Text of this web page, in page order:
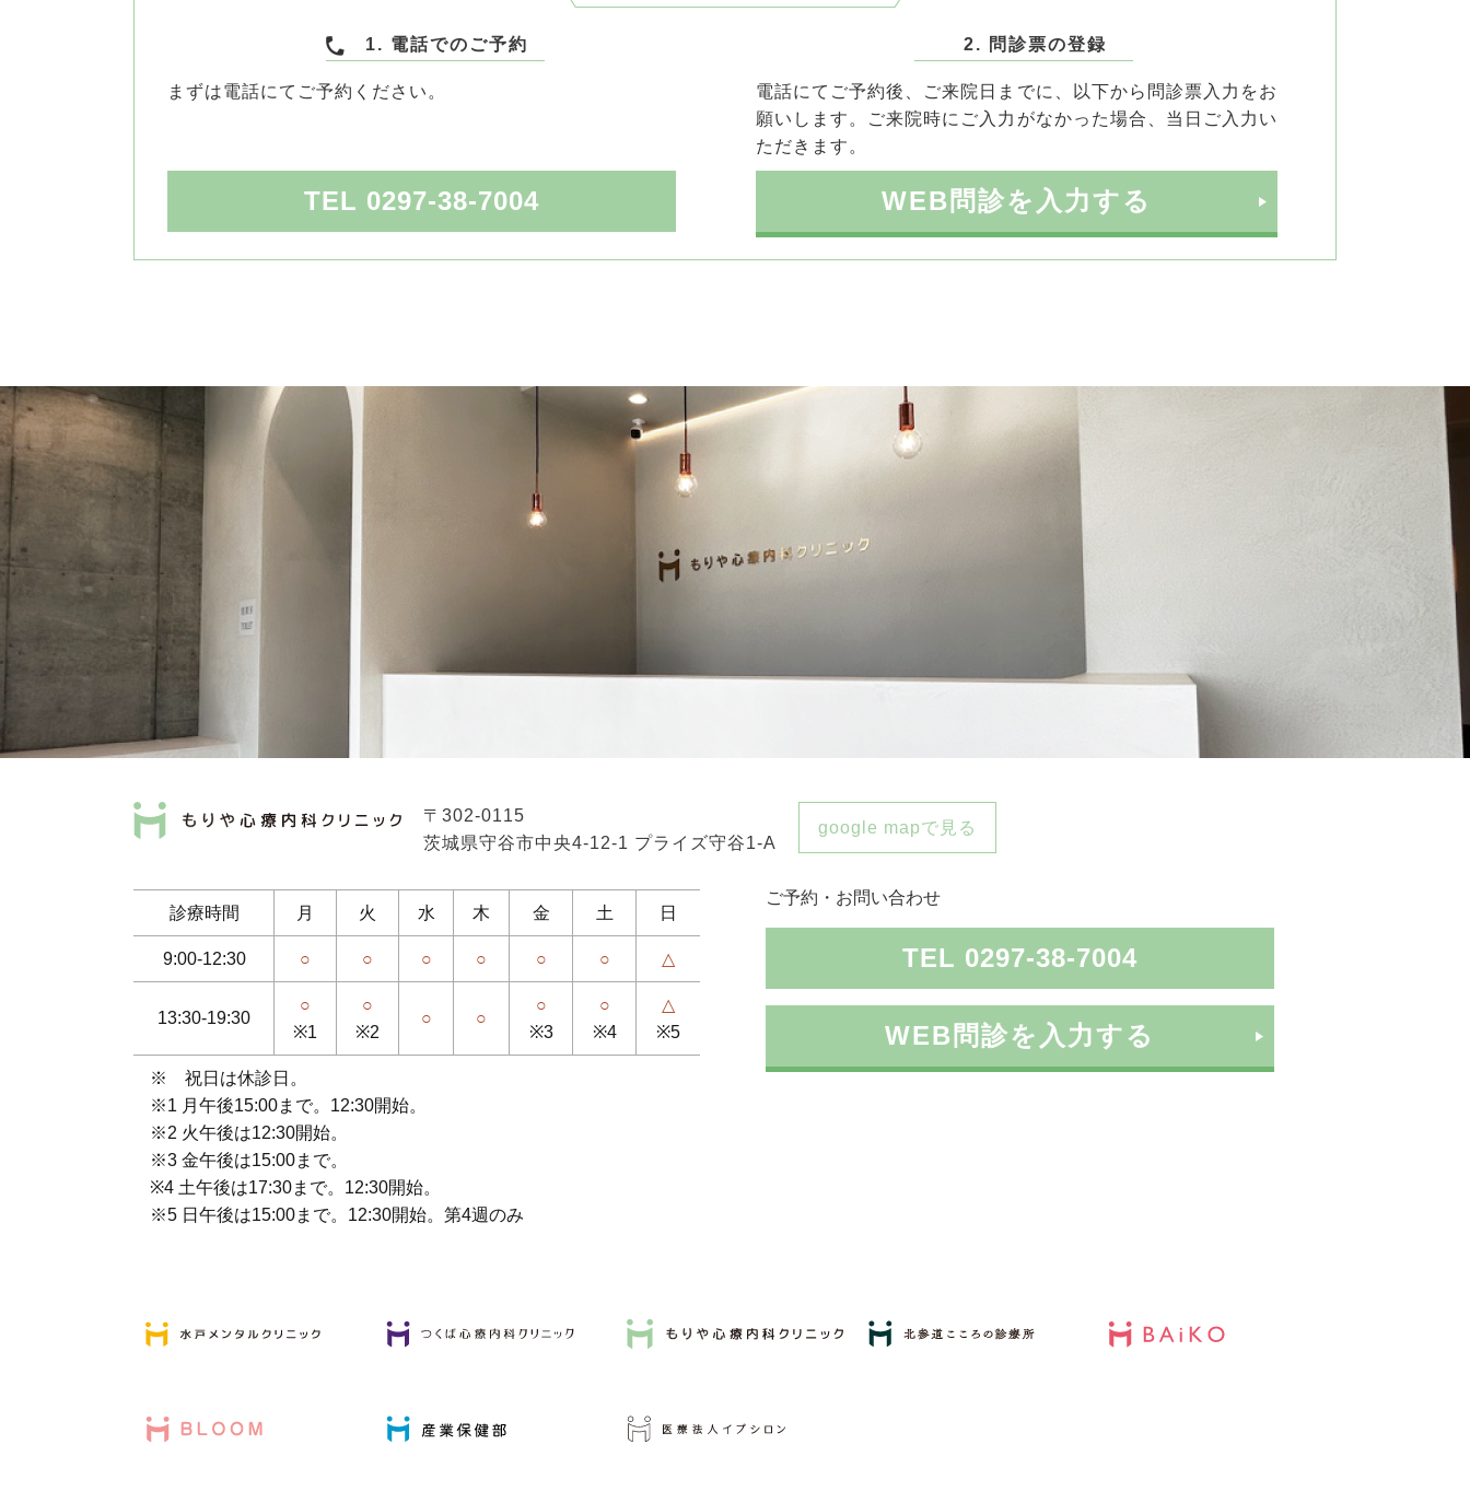
1. 電話でのご予約
まずは電話にてご予約ください。
TEL 0297-38-7004
2. 問診票の登録
電話にてご予約後、ご来院日までに、以下から問診票入力をお
願いします。ご来院時にご入力がなかった場合、当日ご入力い
ただきます。
WEB問診を入力する
〒302-0115
茨城県守谷市中央4-12-1 プライズ守谷1-A
google mapで見る
診療時間 月 火 水 木 金 土 日
9:00-12:30 ○ ○ ○ ○ ○ ○ △
13:30-19:30
○
※1
○
※2
○ ○
○
※3
○
※4
△
※5
※ 祝日は休診日。
※1 月午後15:00まで。12:30開始。
※2 火午後は12:30開始。
※3 金午後は15:00まで。
※4 土午後は17:30まで。12:30開始。
※5 日午後は15:00まで。12:30開始。第4週のみ
ご予約・お問い合わせ
TEL 0297-38-7004
WEB問診を入力する